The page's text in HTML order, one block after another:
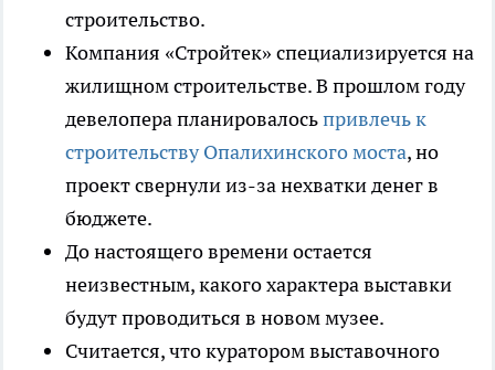
строительство.
Компания «Стройтек» специализируется на
жилищном строительстве. В прошлом году
девелопера планировалосьпривлечь к
строительству Опалихинского моста, но
проект свернули из-за нехватки денег в
бюджете.
До настоящего времени остается
неизвестным, какого характера выставки
будут проводиться в новом музее.
Считается, что куратором выставочного